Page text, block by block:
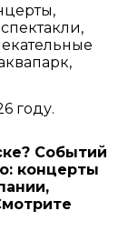
году.
Событий
концерты